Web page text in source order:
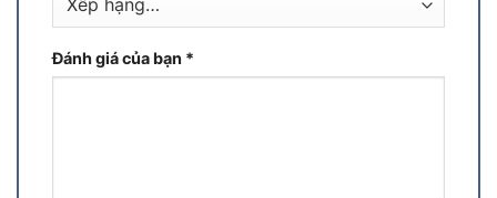
Đánh giá của bạn *